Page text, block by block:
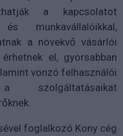
a kapcsolatot
munkavállalóikkal,
a növekvő vásárlói
el, gyorsabban
vonzó felhasználói
szolgáltatásaikat
foglalkozó Kony cég